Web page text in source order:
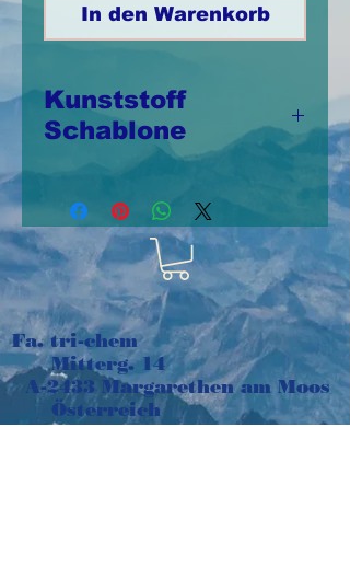
In den Warenkorb
Kunststoff
Schablone
Schablone aus
Kunststoff 20cm x
25,5cm,
wiederverwendbar
Fa. tri-chem
Mitterg. 14
A-2433 Margarethen am Moos
Österreich